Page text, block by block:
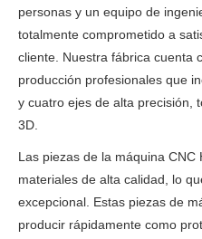
personas y un equipo de
totalmente comprometido a
cliente. Nuestra fábrica cuenta
producción profesionales que
y cuatro ejes de alta precisión,
3D.
Las piezas de la máquina
materiales de alta calidad, lo
excepcional. Estas piezas de
producir rápidamente como